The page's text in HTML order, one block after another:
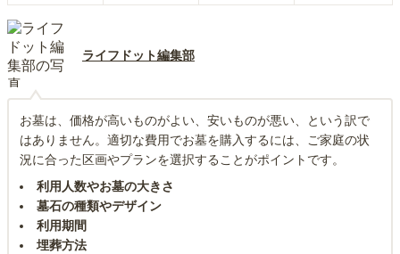
ライフドット編集部
お墓は、価格が高いものがよい、安いものが悪い、という訳で
はありません。適切な費用でお墓を購入するには、ご家庭の状
況に合った区画やプランを選択することがポイントです。
利用人数やお墓の大きさ
墓石の種類やデザイン
利用期間
埋葬方法